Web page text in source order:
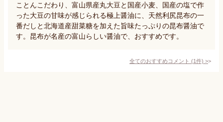
ことんこだわり、富山県産丸大豆と国産小麦、国産の塩で作
った大豆の甘味が感じられる極上醤油に、天然利尻昆布の一
番だしと北海道産甜菜糖を加えた旨味たっぷりの昆布醤油で
す。昆布が名産の富山らしい醤油で、おすすめです。
全てのおすすめコメント (1件) >